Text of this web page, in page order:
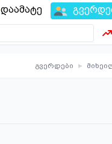
დაამატე
გვერდები ▸